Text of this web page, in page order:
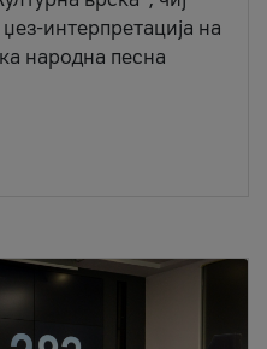
интерпретација на
народна песна